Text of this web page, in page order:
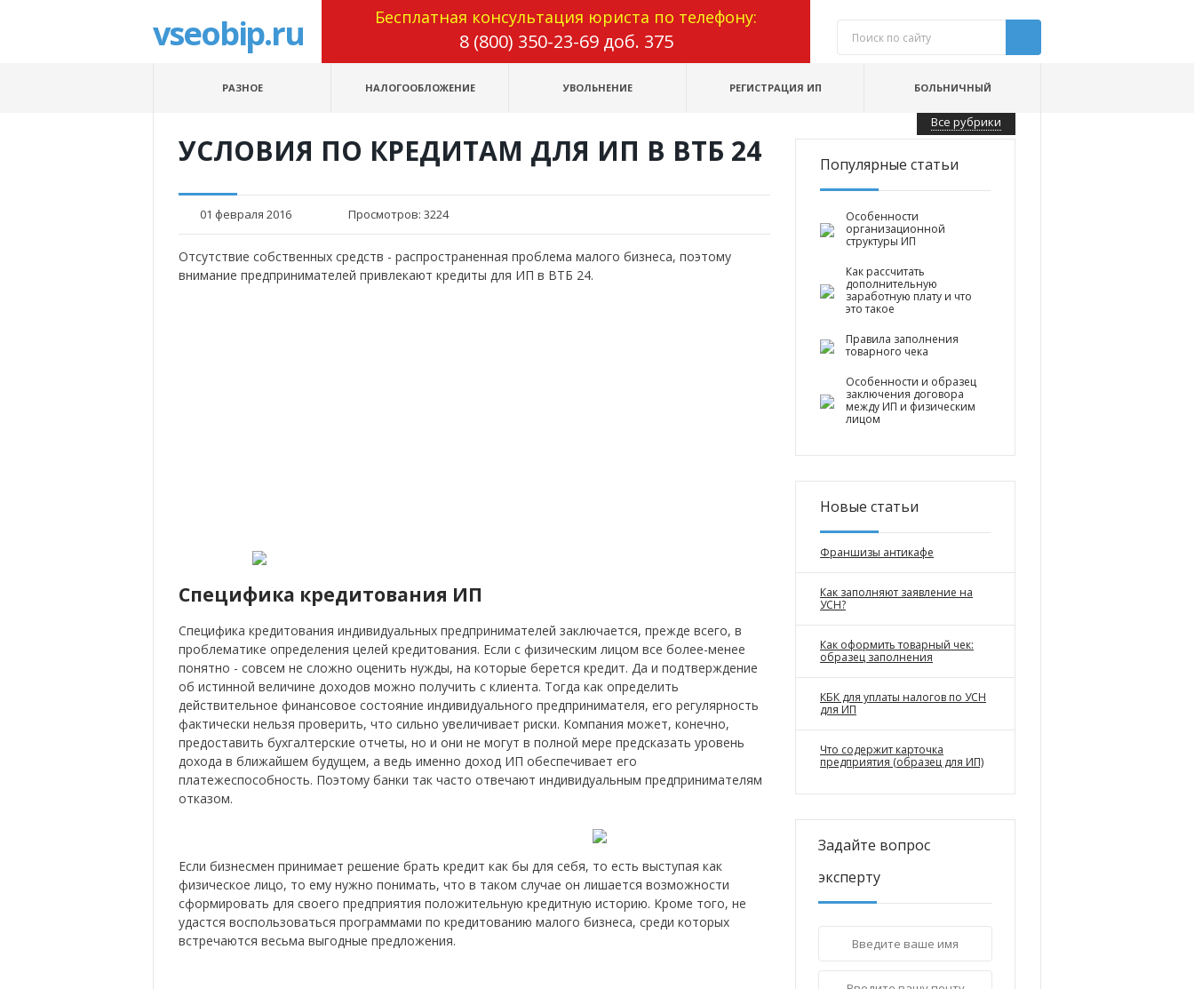
vseobip.ru Бесплатная консультация юриста по телефону:
8 (800) 350-23-69 доб. 375
РАЗНОЕ НАЛОГООБЛОЖЕНИЕ УВОЛЬНЕНИЕ РЕГИСТРАЦИЯ ИП БОЛЬНИЧНЫЙ
Все рубрики
УСЛОВИЯ ПО КРЕДИТАМ ДЛЯ ИП В ВТБ 24
01 февраля 2016 Просмотров: 3224
Отсутствие собственных средств - распространенная проблема малого бизнеса, поэтому
внимание предпринимателей привлекают кредиты для ИП в ВТБ 24.
Специфика кредитования ИП
Специфика кредитования индивидуальных предпринимателей заключается, прежде всего, в
проблематике определения целей кредитования. Если с физическим лицом все более-менее
понятно - совсем не сложно оценить нужды, на которые берется кредит. Да и подтверждение
об истинной величине доходов можно получить с клиента. Тогда как определить
действительное финансовое состояние индивидуального предпринимателя, его регулярность
фактически нельзя проверить, что сильно увеличивает риски. Компания может, конечно,
предоставить бухгалтерские отчеты, но и они не могут в полной мере предсказать уровень
дохода в ближайшем будущем, а ведь именно доход ИП обеспечивает его
платежеспособность. Поэтому банки так часто отвечают индивидуальным предпринимателям
отказом.
Если бизнесмен принимает решение брать кредит как бы для себя, то есть выступая как
физическое лицо, то ему нужно понимать, что в таком случае он лишается возможности
сформировать для своего предприятия положительную кредитную историю. Кроме того, не
удастся воспользоваться программами по кредитованию малого бизнеса, среди которых
встречаются весьма выгодные предложения.
Популярные статьи
Особенности
организационной
структуры ИП
Как рассчитать
дополнительную
заработную плату и что
это такое
Правила заполнения
товарного чека
Особенности и образец
заключения договора
между ИП и физическим
лицом
Новые статьи
Франшизы антикафе
Как заполняют заявление на
УСН?
Как оформить товарный чек:
образец заполнения
КБК для уплаты налогов по УСН
для ИП
Что содержит карточка
предприятия (образец для ИП)
Задайте вопрос
эксперту